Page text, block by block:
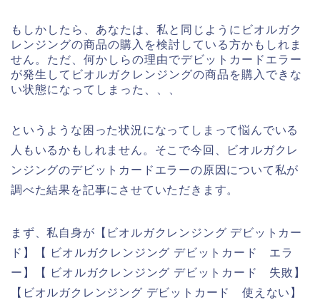
もしかしたら、あなたは、私と同じようにビオルガク
レンジングの商品の購入を検討している方かもしれま
せん。ただ、何かしらの理由でデビットカードエラー
が発生してビオルガクレンジングの商品を購入できな
い状態になってしまった、、、
というような困った状況になってしまって悩んでいる
人もいるかもしれません。そこで今回、ビオルガクレ
ンジングのデビットカードエラーの原因について私が
調べた結果を記事にさせていただきます。
まず、私自身が【ビオルガクレンジング デビットカー
ド】【 ビオルガクレンジング デビットカード エラ
ー】【 ビオルガクレンジング デビットカード 失敗】
【ビオルガクレンジング デビットカード 使えない】